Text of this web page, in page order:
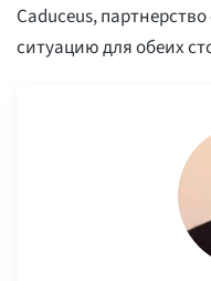
Caduceus,
ситуацию для обеих